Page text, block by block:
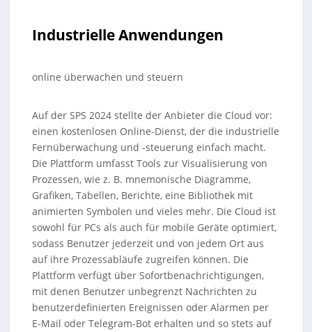
Industrielle Anwendungen
online überwachen und steuern
Auf der SPS 2024 stellte der Anbieter die Cloud vor:
einen kostenlosen Online-Dienst, der die industrielle
Fernüberwachung und -steuerung einfach macht.
Die Plattform umfasst Tools zur Visualisierung von
Prozessen, wie z. B. mnemonische Diagramme,
Grafiken, Tabellen, Berichte, eine Bibliothek mit
animierten Symbolen und vieles mehr. Die Cloud ist
sowohl für PCs als auch für mobile Geräte optimiert,
sodass Benutzer jederzeit und von jedem Ort aus
auf ihre Prozessabläufe zugreifen können. Die
Plattform verfügt über Sofortbenachrichtigungen,
mit denen Benutzer unbegrenzt Nachrichten zu
benutzerdefinierten Ereignissen oder Alarmen per
E-Mail oder Telegram-Bot erhalten und so stets auf